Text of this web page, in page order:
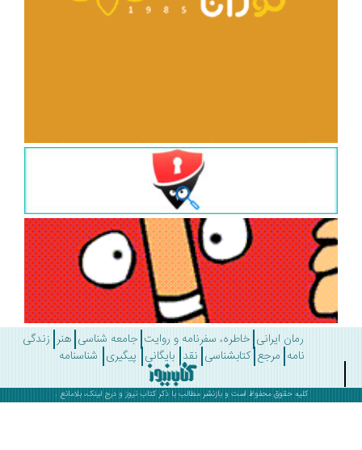
رمان ایرانی خاطره، سفرنامه و روایت جامعه شناسی هنر زندگی
مرجع کتابشناسی نقد بایگانی پیگیری شناسنامه
کلیه حقوق محفوظ است و بازنشر مطالب با ذکرکتاب نیوز و درج لینک، بلامانع .